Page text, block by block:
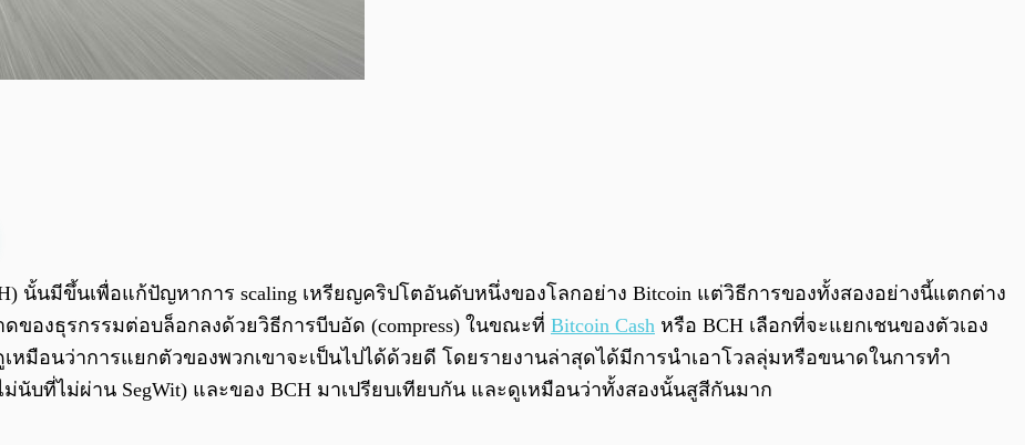
/ 0:00
นั้นมีขึ้นเพื่อแก้ปัญหาการ scaling เหรียญคริปโตอันดับหนึ่งของโลกอย่าง Bitcoin แต่วิธีการของทั้งสองอย่างนี้แตกต่าง
ดของธุรกรรมต่อบล็อกลงด้วยวิธีการบีบอัด (compress) ในขณะที่ Bitcoin Cash หรือ BCH เลือกที่จะแยกเชนของตัวเอง
หมือนว่าการแยกตัวของพวกเขาจะเป็นไปได้ด้วยดี โดยรายงานล่าสุดได้มีการนำเอาโวลลุ่มหรือขนาดในการทำ
ม่นับที่ไม่ผ่าน SegWit) และของ BCH มาเปรียบเทียบกัน และดูเหมือนว่าทั้งสองนั้นสูสีกันมาก